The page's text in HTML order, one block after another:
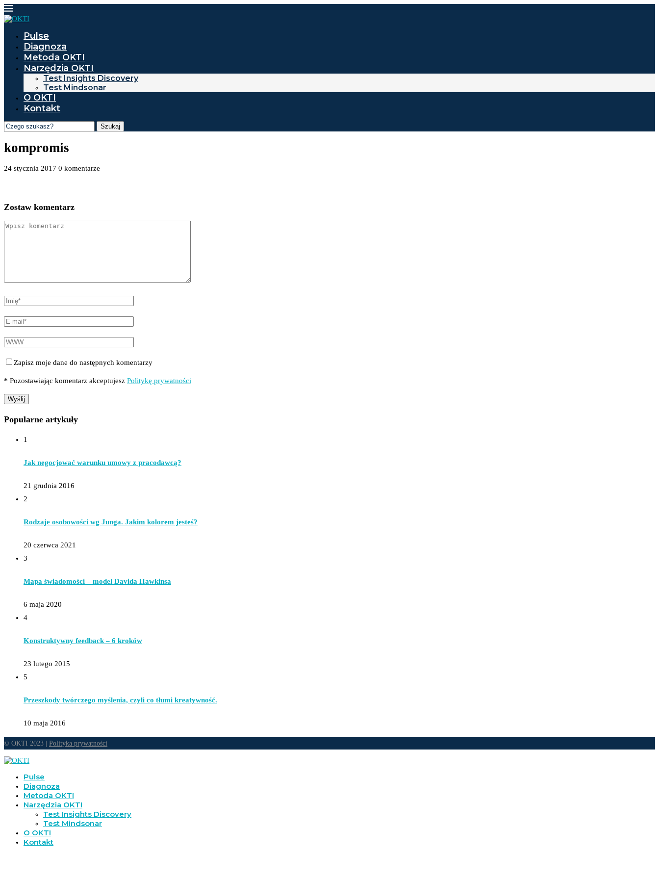
Pulse
Diagnoza
Metoda OKTI
Narzędzia OKTI
Test Insights Discovery
Test Mindsonar
O OKTI
Kontakt
Szukaj
kompromis
24 stycznia 2017 0 komentarze
Zostaw komentarz
Zapisz moje dane do następnych komentarzy
* Pozostawiając komentarz akceptujesz Politykę prywatności
Popularne artykuły
1
Jak negocjować warunku umowy z pracodawcą?
21 grudnia 2016
2
Rodzaje osobowości wg Junga. Jakim kolorem jesteś?
20 czerwca 2021
3
Mapa świadomości – model Davida Hawkinsa
6 maja 2020
4
Konstruktywny feedback – 6 kroków
23 lutego 2015
5
Przeszkody twórczego myślenia, czyli co tłumi kreatywność.
10 maja 2016
© OKTI 2023 | Polityka prywatności
Pulse
Diagnoza
Metoda OKTI
Narzędzia OKTI
Test Insights Discovery
Test Mindsonar
O OKTI
Kontakt